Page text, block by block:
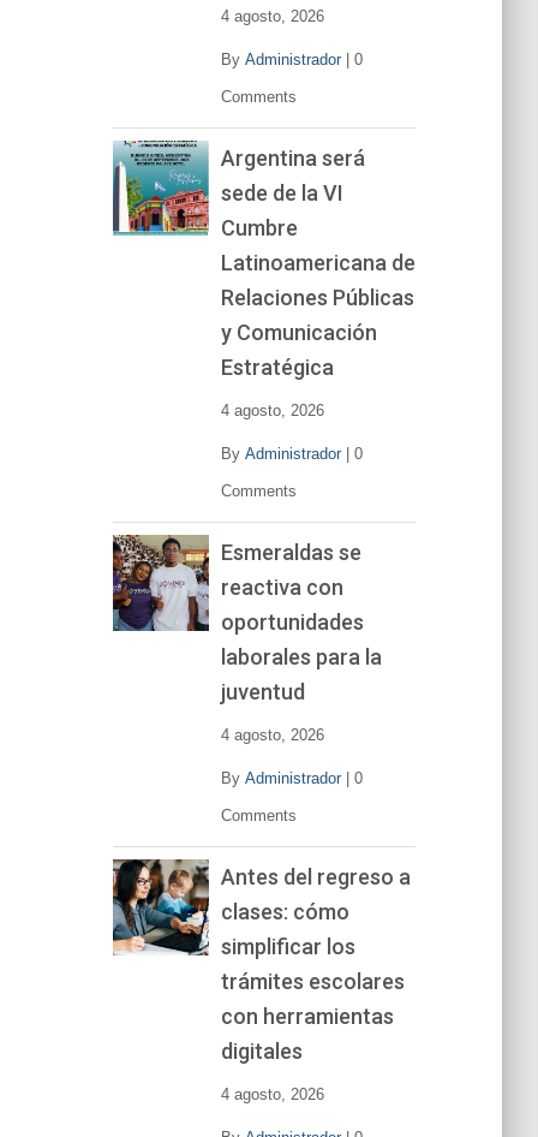
4 agosto, 2026
By Administrador| 0
Comments
Argentina será
sede de la VI
Cumbre
Latinoamericana de
Relaciones Públicas
y Comunicación
Estratégica
4 agosto, 2026
By Administrador| 0
Comments
Esmeraldas se
reactiva con
oportunidades
laborales para la
juventud
4 agosto, 2026
By Administrador| 0
Comments
Antes del regreso a
clases: cómo
simplificar los
trámites escolares
con herramientas
digitales
4 agosto, 2026